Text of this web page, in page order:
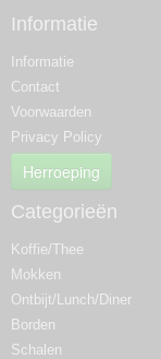
Informatie
Informatie
Contact
Voorwaarden
Privacy Policy
Herroeping
Categorieën
Koffie/Thee
Mokken
Ontbijt/Lunch/Diner
Borden
Schalen